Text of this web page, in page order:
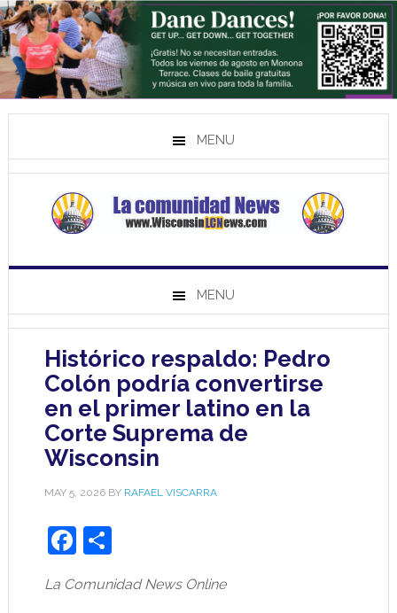
MENU
MENU
Histórico respaldo: Pedro
Colón podría convertirse
en el primer latino en la
Corte Suprema de
Wisconsin
MAY 5, 2026BY RAFAEL VISCARRA
Facebook
Share
La Comunidad News Online